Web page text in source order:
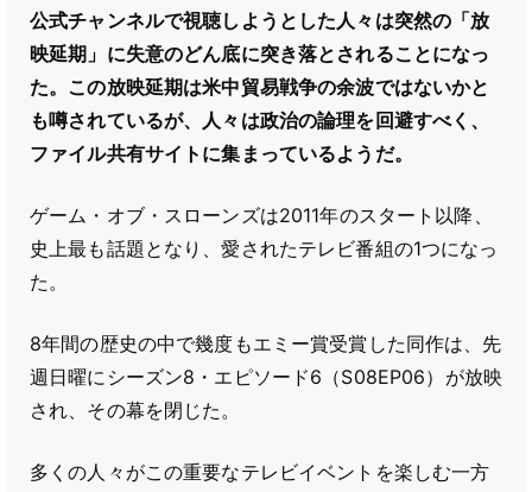
公式チャンネルで視聴しようとした人々は突然の「放
映延期」に失意のどん底に突き落とされることになっ
た。この放映延期は米中貿易戦争の余波ではないかと
も噂されているが、人々は政治の論理を回避すべく、
ファイル共有サイトに集まっているようだ。
ゲーム・オブ・スローンズは2011年のスタート以降、
史上最も話題となり、愛されたテレビ番組の1つになっ
た。
8年間の歴史の中で幾度もエミー賞受賞した同作は、先
週日曜にシーズン8・エピソード6（S08EP06）が放映
され、その幕を閉じた。
多くの人々がこの重要なテレビイベントを楽しむ一方